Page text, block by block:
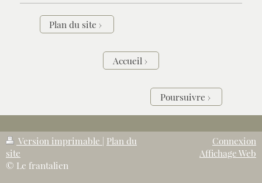
Plan du site
Accueil
Poursuivre
Version imprimable | Plan du
site
© Le frantalien
Connexion
Affichage Web